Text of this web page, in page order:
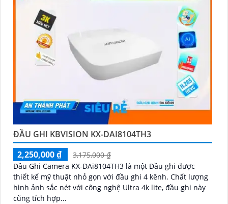
ĐẦU GHI KBVISION KX-DAI8104TH3
2,250,000 ₫
3,175,000 ₫
Đầu Ghi Camera KX-DAi8104TH3 là một Đầu ghi được
thiết kế mỹ thuật nhỏ gọn với đầu ghi 4 kênh. Chất lượng
hình ảnh sắc nét với công nghệ Ultra 4k lite, đầu ghi này
cũng tích hợp...